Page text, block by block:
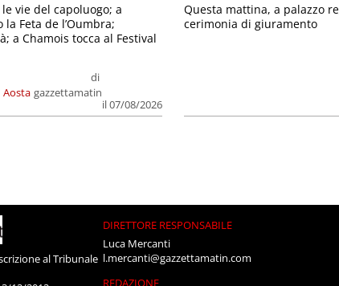
Aosta
di
gazzettamatin
il 07/08/2026
vie del capoluogo; a
Feta de l’Oumbra;
a Chamois tocca al Festival
Questa mattina, a palazzo
cerimonia di giuramento
al Tribunale
DIRETTORE RESPONSABILE
Luca Mercanti
l.mercanti@gazzettamatin.com
REDAZIONE